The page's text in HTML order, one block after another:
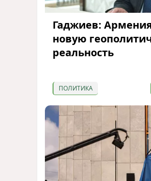
Гаджиев:
новую
реальность
ПОЛИТИКА